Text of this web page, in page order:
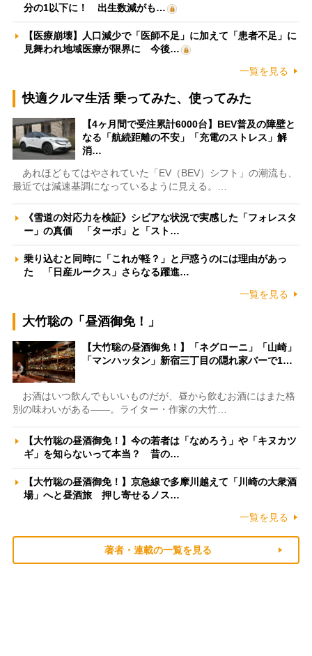
分の1以下に！ 出生数減がも…
【医療崩壊】人口減少で「医師不足」に加えて「患者不足」に
見舞われ地域医療が限界に 今後…
一覧を見る
快適クルマ生活 乗ってみた、使ってみた
【4ヶ月間で受注累計6000台】BEV普及の障壁と
なる「航続距離の不安」「充電のストレス」解
消…
あれほどもてはやされていた「EV（BEV）シフト」の潮流も、
最近では減速基調になっているように見える。…
《雪道の対応力を検証》シビアな状況で実感した「フォレスタ
ー」の真価 「ターボ」と「スト…
乗り込むと同時に「これが軽？」と戸惑うのには理由があっ
た 「日産ルークス」さらなる躍進…
一覧を見る
大竹聡の「昼酒御免！」
【大竹聡の昼酒御免！】「ネグローニ」「山崎」
「マンハッタン」新宿三丁目の隠れ家バーで1…
お酒はいつ飲んでもいいものだが、昼から飲むお酒にはまた格
別の味わいがある――。ライター・作家の大竹…
【大竹聡の昼酒御免！】今の若者は「なめろう」や「キヌカツ
ギ」を知らないって本当？ 昔の…
【大竹聡の昼酒御免！】京急線で多摩川越えて「川崎の大衆酒
場」へと昼酒旅 押し寄せるノス…
一覧を見る
著者・連載の一覧を見る